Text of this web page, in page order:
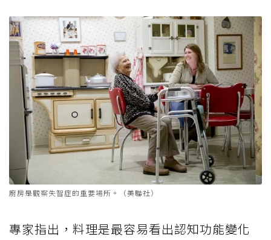
廚房是觀察失智症的重要場所。（美聯社）
專家指出，料理是最容易看出認知功能變化